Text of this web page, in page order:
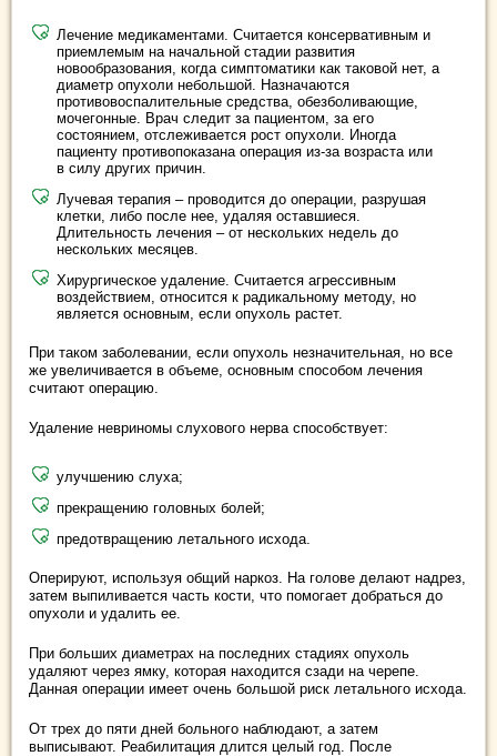
Лечение медикаментами. Считается консервативным и
приемлемым на начальной стадии развития
новообразования, когда симптоматики как таковой нет, а
диаметр опухоли небольшой. Назначаются
противовоспалительные средства, обезболивающие,
мочегонные. Врач следит за пациентом, за его
состоянием, отслеживается рост опухоли. Иногда
пациенту противопоказана операция из-за возраста или
в силу других причин.
Лучевая терапия – проводится до операции, разрушая
клетки, либо после нее, удаляя оставшиеся.
Длительность лечения – от нескольких недель до
нескольких месяцев.
Хирургическое удаление. Считается агрессивным
воздействием, относится к радикальному методу, но
является основным, если опухоль растет.
При таком заболевании, если опухоль незначительная, но все
же увеличивается в объеме, основным способом лечения
считают операцию.
Удаление невриномы слухового нерва способствует:
улучшению слуха;
прекращению головных болей;
предотвращению летального исхода.
Оперируют, используя общий наркоз. На голове делают надрез,
затем выпиливается часть кости, что помогает добраться до
опухоли и удалить ее.
При больших диаметрах на последних стадиях опухоль
удаляют через ямку, которая находится сзади на черепе.
Данная операции имеет очень большой риск летального исхода.
От трех до пяти дней больного наблюдают, а затем
выписывают. Реабилитация длится целый год. После